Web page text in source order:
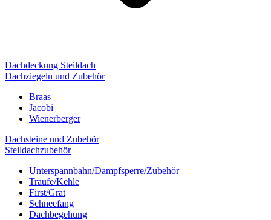
Dachdeckung Steildach
Dachziegeln und Zubehör
Braas
Jacobi
Wienerberger
Dachsteine und Zubehör
Steildachzubehör
Unterspannbahn/Dampfsperre/Zubehör
Traufe/Kehle
First/Grat
Schneefang
Dachbegehung